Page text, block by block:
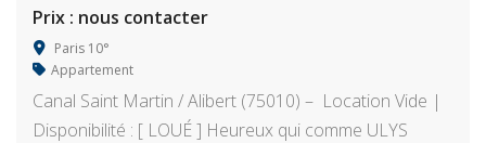
Prix : nous contacter
Paris 10°
Appartement
Canal Saint Martin / Alibert (75010) – Location Vide |
Disponibilité : [ LOUÉ ] Heureux qui comme ULYS